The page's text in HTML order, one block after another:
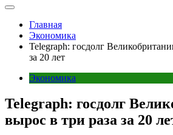
Главная
Экономика
Telegraph: госдолг
за 20 лет
Экономика
Telegraph: госдолг
вырос в три раза за 20